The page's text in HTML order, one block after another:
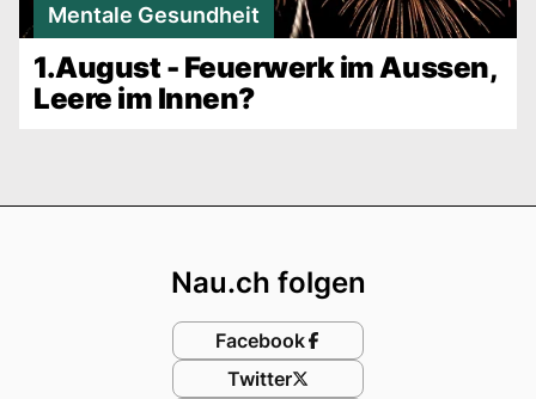
Mentale Gesundheit
1.August - Feuerwerk im Aussen,
Leere im Innen?
Nau.ch folgen
Facebook
Twitter